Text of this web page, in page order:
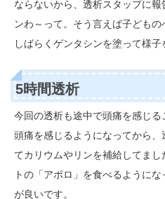
ならないから、透析スタップに
ンわ～って。そう言えば子どもの
しばらくゲンタシンを塗って様子
5時間透析
今回の透析も途中で頭痛を感じる
頭痛を感じるようになってから
てカリウムやリンを補給してま
トの「アポロ」を食べるように
が良いです。